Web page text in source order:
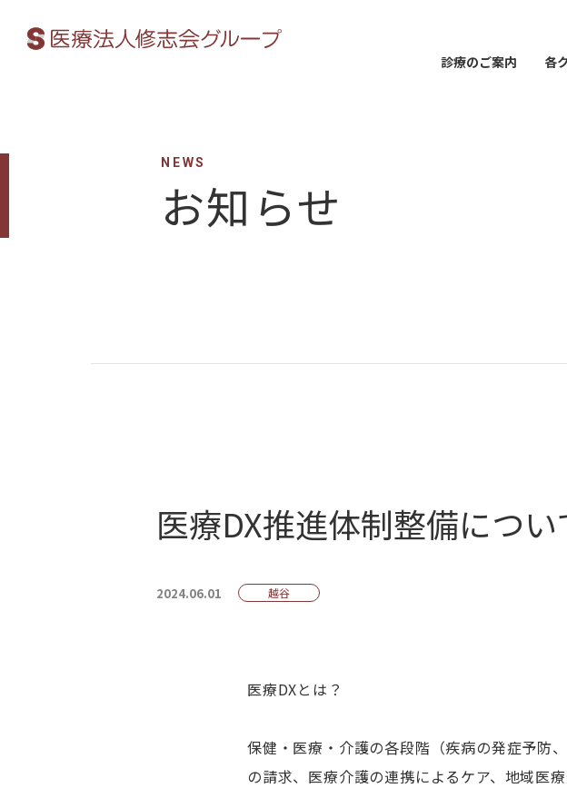
診療のご案内 各
NEWS
お知らせ
医療DX推進体制整備につい
2024.06.01 越谷
医療DXとは？
保健・医療・介護の各段階（疾病の発症予防
の請求、医療介護の連携によるケア、地域医